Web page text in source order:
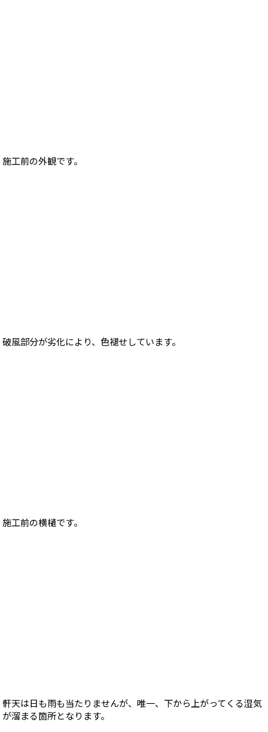
施工前の外観です。
破風部分が劣化により、色褪せしています。
施工前の横樋です。
軒天は日も雨も当たりませんが、唯一、下から上がってくる湿気
が溜まる箇所となります。